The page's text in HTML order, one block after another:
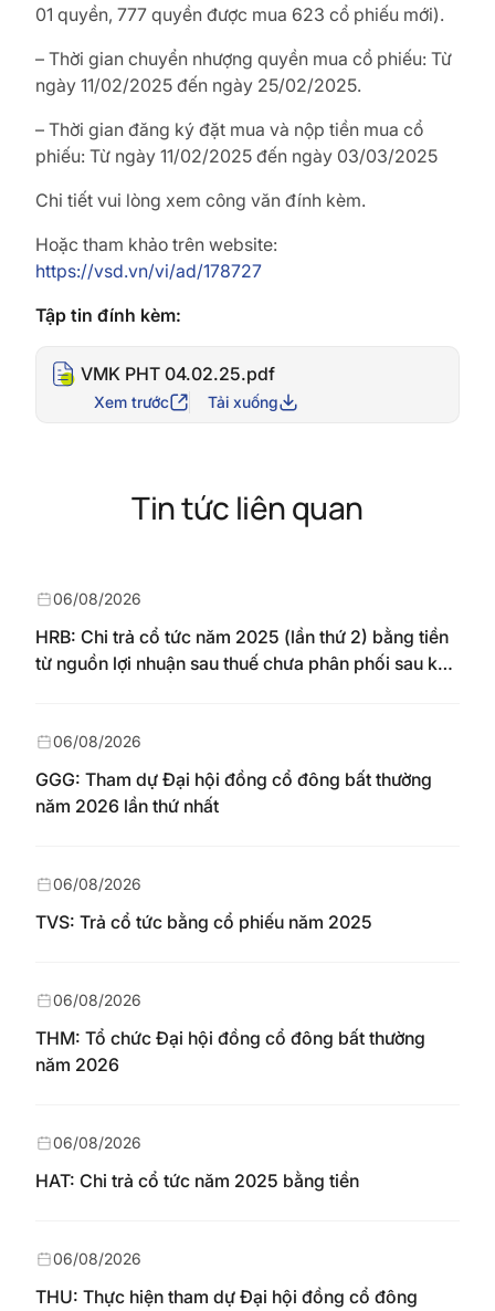
01 quyền, 777 quyền được mua 623 cổ phiếu mới).
– Thời gian chuyển nhượng quyền mua cổ phiếu: Từ
ngày 11/02/2025 đến ngày 25/02/2025.
– Thời gian đăng ký đặt mua và nộp tiền mua cổ
phiếu: Từ ngày 11/02/2025 đến ngày 03/03/2025
Chi tiết vui lòng xem công văn đính kèm.
Hoặc tham khảo trên website:
https://vsd.vn/vi/ad/178727
Tập tin đính kèm:
VMK PHT 04.02.25.pdf
Xem trước Tải xuống
Tin tức liên quan
HRB: Chi trả cổ tức năm 2025 (lần thứ 2) bằng tiền
từ nguồn lợi nhuận sau thuế chưa phân phối sau khi
ngày 04/08/2026
06/08/2026
GGG: Tham dự Đại hội đồng cổ đông bất thường
năm 2026 lần thứ nhất
06/08/2026
TVS: Trả cổ tức bằng cổ phiếu năm 2025
06/08/2026
THM: Tổ chức Đại hội đồng cổ đông bất thường
năm 2026
06/08/2026
HAT: Chi trả cổ tức năm 2025 bằng tiền
06/08/2026
THU: Thực hiện tham dự Đại hội đồng cổ đông
06/08/2026